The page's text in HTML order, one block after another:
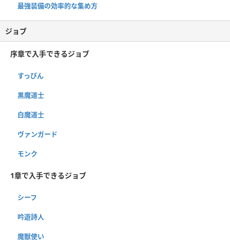
最強装備の効率的な集め方
ジョブ
序章で入手できるジョブ
すっぴん
黒魔道士
白魔道士
ヴァンガード
モンク
1章で入手できるジョブ
シーフ
吟遊詩人
魔獣使い